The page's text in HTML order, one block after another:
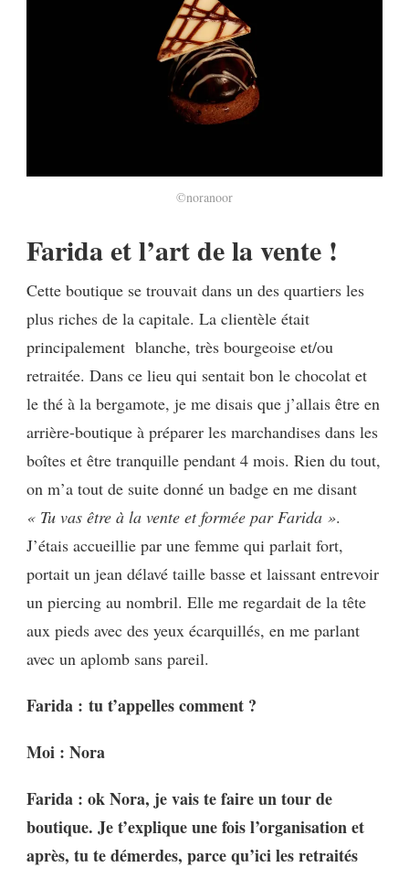
©noranoor
Farida et l’art de la vente !
Cette boutique se trouvait dans un des quartiers les
plus riches de la capitale. La clientèle était
principalement blanche, très bourgeoise et/ou
retraitée. Dans ce lieu qui sentait bon le chocolat et
le thé à la bergamote, je me disais que j’allais être en
arrière-boutique à préparer les marchandises dans les
boîtes et être tranquille pendant 4 mois. Rien du tout,
on m’a tout de suite donné un badge en me disant
« Tu vas être à la vente et formée par Farida ».
J’étais accueillie par une femme qui parlait fort,
portait un jean délavé taille basse et laissant entrevoir
un piercing au nombril. Elle me regardait de la tête
aux pieds avec des yeux écarquillés, en me parlant
avec un aplomb sans pareil.
Farida : tu t’appelles comment ?
Moi : Nora
Farida : ok Nora, je vais te faire un tour de
boutique. Je t’explique une fois l’organisation et
après, tu te démerdes, parce qu’ici les retraités